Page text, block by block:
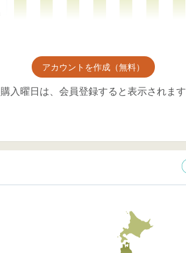
アカウントを作成（無料）
購入曜日は、会員登録すると表示されます